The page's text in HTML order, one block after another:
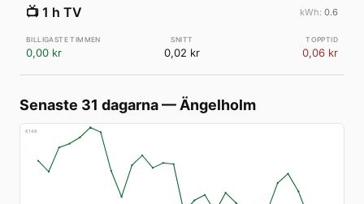
📺 1 h TV 0.6
0,00 kr 0,02 kr 0,06 kr
Senaste 31 dagarna— Ängelholm
€148